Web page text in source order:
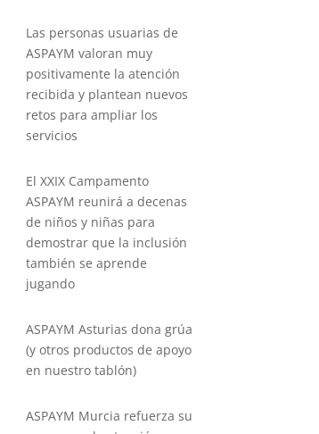
Las personas usuarias de
ASPAYM valoran muy
positivamente la atención
recibida y plantean nuevos
retos para ampliar los
servicios
El XXIX Campamento
ASPAYM reunirá a decenas
de niños y niñas para
demostrar que la inclusión
también se aprende
jugando
ASPAYM Asturias dona grúa
(y otros productos de apoyo
en nuestro tablón)
ASPAYM Murcia refuerza su